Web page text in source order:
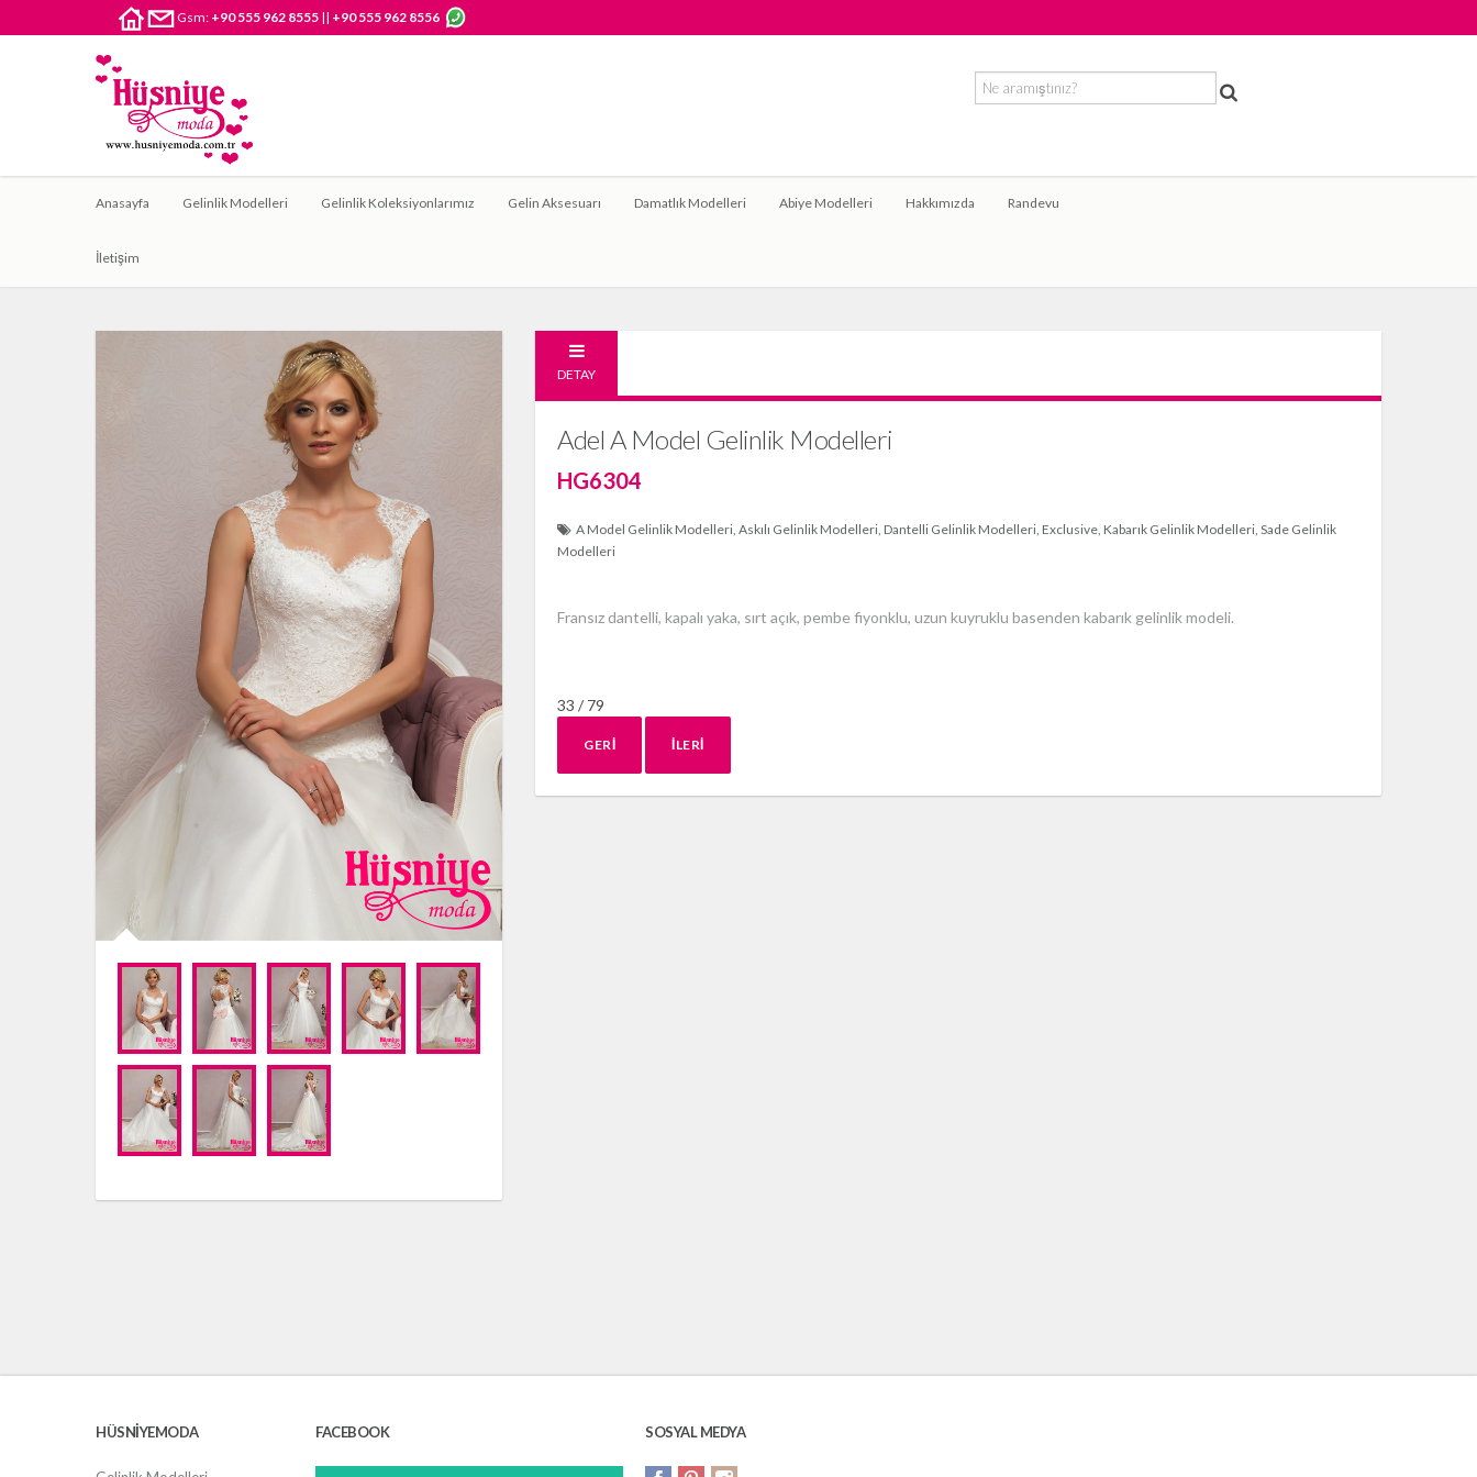
Gsm: +90 555 962 8555 || +90 555 962 8556
Anasayfa Gelinlik Modelleri Gelinlik Koleksiyonlarımız Gelin Aksesuarı Damatlık Modelleri Abiye Modelleri Hakkımızda Randevu
İletişim
DETAY
Adel A Model Gelinlik Modelleri
HG6304
A Model Gelinlik Modelleri Askılı Gelinlik Modelleri Dantelli Gelinlik Modelleri Exclusive Kabarık Gelinlik Modelleri Sade Gelinlik
Modelleri
Fransız dantelli, kapalı yaka, sırt açık, pembe fiyonklu, uzun kuyruklu basenden kabarık gelinlik modeli.
33 / 79
HÜSNIYEMODA FACEBOOK SOSYAL MEDYA